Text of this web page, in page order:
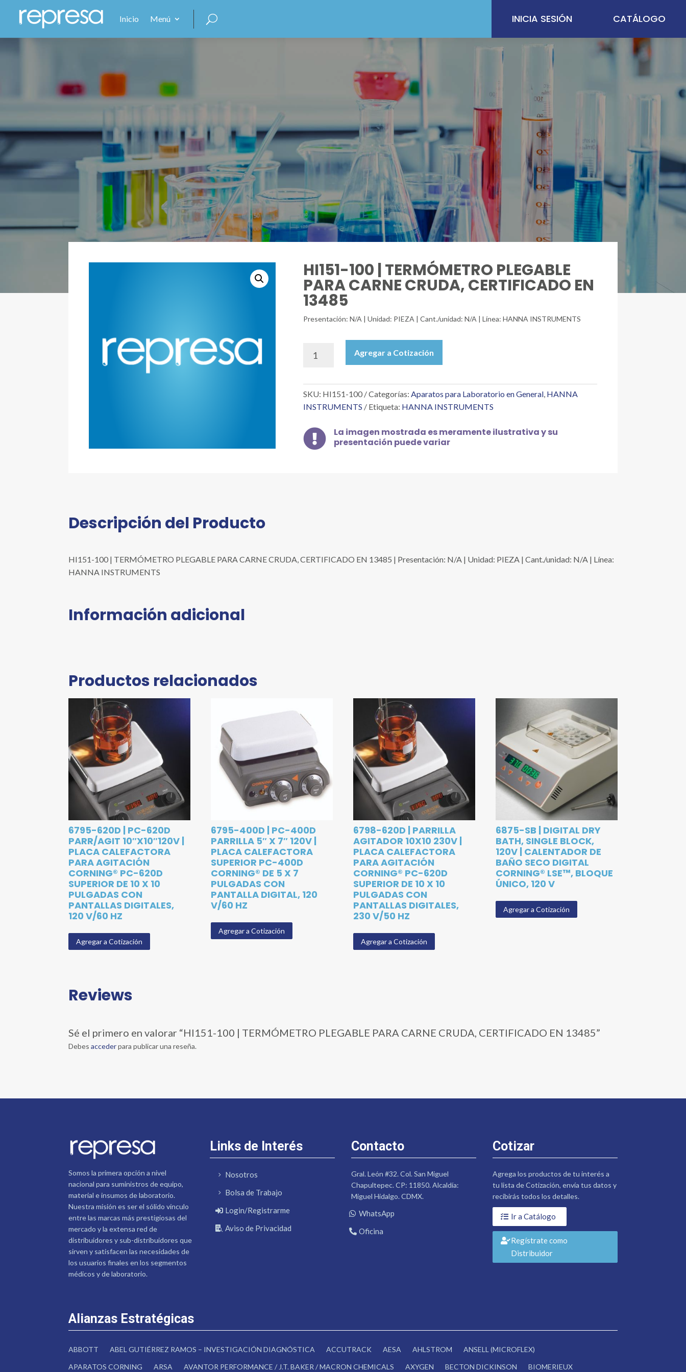
Inicio Menú INICIA SESIÓN CATÁLOGO
HI151-100 | TERMÓMETRO PLEGABLE
PARA CARNE CRUDA, CERTIFICADO EN
13485
Presentación: N/A | Unidad: PIEZA | Cant./unidad: N/A | Línea: HANNA INSTRUMENTS
100
TERMÓMETRO
PLEGABLE
PARA
CRUDA,
CERTIFICADO
EN
Agregar a Cotización
SKU: HI151-100 Categorías:Aparatos para Laboratorio en General, HANNA
INSTRUMENTS
Etiqueta: HANNA INSTRUMENTS

La imagen mostrada es meramente ilustrativa y su
presentación puede variar
Descripción del Producto
HI151-100 | TERMÓMETRO PLEGABLE PARA CARNE CRUDA, CERTIFICADO EN 13485 | Presentación: N/A | Unidad: PIEZA | Cant./unidad: N/A | Línea:
HANNA INSTRUMENTS
Información adicional
Productos relacionados
6795-620D | PC-620D
PARR/AGIT 10″X10″120V |
PLACA CALEFACTORA
PARA AGITACIÓN
CORNING® PC-620D
SUPERIOR DE 10 X 10
PULGADAS CON
PANTALLAS DIGITALES,
120 V/60 HZ
Agregar a Cotización
6795-400D | PC-400D
PARRILLA 5″ X 7″ 120V |
PLACA CALEFACTORA
SUPERIOR PC-400D
CORNING® DE 5 X 7
PULGADAS CON
PANTALLA DIGITAL, 120
V/60 HZ
Agregar a Cotización
6798-620D | PARRILLA
AGITADOR 10X10 230V |
PLACA CALEFACTORA
PARA AGITACIÓN
CORNING® PC-620D
SUPERIOR DE 10 X 10
PULGADAS CON
PANTALLAS DIGITALES,
230 V/50 HZ
Agregar a Cotización
6875-SB | DIGITAL DRY
BATH, SINGLE BLOCK,
120V | CALENTADOR DE
BAÑO SECO DIGITAL
CORNING® LSE™, BLOQUE
ÚNICO, 120 V
Agregar a Cotización
Reviews
Sé el primero en valorar “HI151-100 | TERMÓMETRO PLEGABLE PARA CARNE CRUDA, CERTIFICADO EN 13485”
Debesaccederpara publicar una reseña.
Somos la primera opción a nivel
nacional para suministros de equipo,
material e insumos de laboratorio.
Nuestra misión es ser el sólido vínculo
entre las marcas más prestigiosas del
mercado y la extensa red de
distribuidores y sub-distribuidores que
sirven y satisfacen las necesidades de
los usuarios finales en los segmentos
médicos y de laboratorio.
Links de Interés
Nosotros
Bolsa de Trabajo
Login/Registrarme
Aviso de Privacidad
Contacto
Gral. León #32. Col. San Miguel
Chapultepec. CP: 11850. Alcaldía:
Miguel Hidalgo. CDMX.
WhatsApp
Oficina
Cotizar
Agrega los productos de tu interés a
tu lista de Cotización, envía tus datos y
recibirás todos los detalles.
Ir a Catálogo
Regístrate como
Distribuidor
Alianzas Estratégicas
ABBOTT ABEL GUTIÉRREZ RAMOS – INVESTIGACIÓN DIAGNÓSTICA ACCUTRACK AESA AHLSTROM
ANSELL (MICROFLEX)
APARATOS CORNING
ARSA AVANTOR PERFORMANCE / J.T. BAKER / MACRON CHEMICALS AXYGEN BECTON DICKINSON BIOMERIEUX